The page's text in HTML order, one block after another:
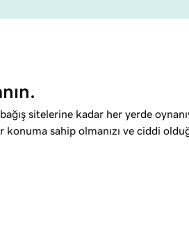
sitelerine kadar her yerde
konuma sahip olmanızı ve ciddi